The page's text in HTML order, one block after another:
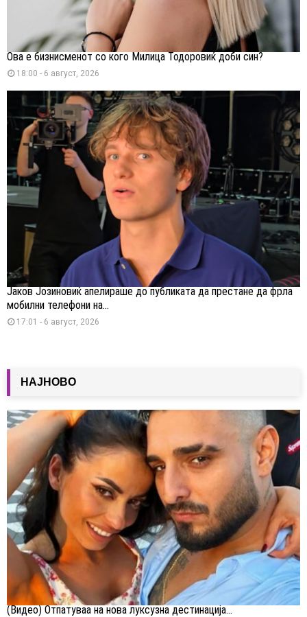
Ова е бизнисменот со кого Милица Тодоровиќ доби син?
18:00 - 6 август, 2026
Јаков Јозиновиќ апелираше до публиката да престане да фрла
мобилни телефони на...
17:01 - 6 август, 2026
НАЈНОВО
(Видео) Отпатуваа на нова луксузна дестинација...